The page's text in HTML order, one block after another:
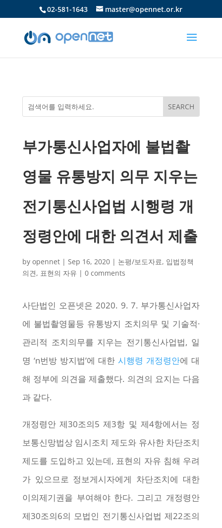
02-581-1643 master@opennet.or.kr
부가통신사업자에 불법촬
영물 유통방지 의무 지우는
전기통신사업법 시행령 개
정령안에 대한 의견서 제출
by opennet| Sep 16, 2020| 논평/보도자료, 입법정책
의견, 표현의 자유 | 0 comments
사단법인 오픈넷은 2020. 9. 7. 부가통신사업자
에 불법촬영물등 유통방지 조치의무 및 기술적·
관리적 조치의무를 지우는 전기통신사업법, 일
명 ‘n번방 방지법’에 대한시행령 개정령안에 대
해 정부에 의견을 제출했다. 의견의 요지는 다음
과 같다.
개정령안 제30조의5 제3항 및 제4항에서는 정
보통신망법상 임시조치 제도와 유사한 차단조치
제도를 도입하고 있는데, 표현의 자유 침해 우려
가 있으므로 정보게시자에게 차단조치에 대한
이의제기권을 부여해야 한다. 그리고 개정령안
제30조의6의 모법인 전기통신사업법 제22조의